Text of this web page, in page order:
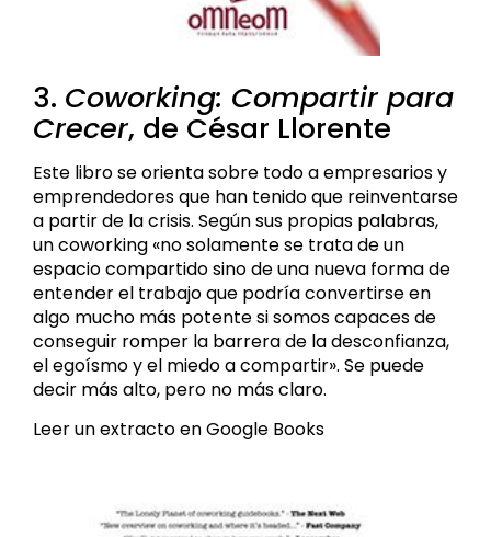
3. Coworking: Compartir para
Crecer, de César Llorente
Este libro se orienta sobre todo a empresarios y
emprendedores que han tenido que reinventarse
a partir de la crisis. Según sus propias palabras,
un coworking «no solamente se trata de un
espacio compartido sino de una nueva forma de
entender el trabajo que podría convertirse en
algo mucho más potente si somos capaces de
conseguir romper la barrera de la desconfianza,
el egoísmo y el miedo a compartir». Se puede
decir más alto, pero no más claro.
Leer un extracto en Google Books